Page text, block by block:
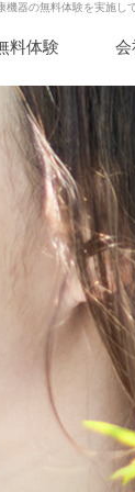
器の無料体験を実施し
料体験 会